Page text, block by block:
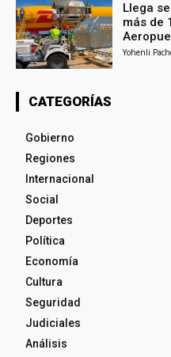
Llega
más de
Yohenli
CATEGORÍAS
Gobierno
Regiones
Internacional
Social
Deportes
Política
Economía
Cultura
Seguridad
Judiciales
Análisis